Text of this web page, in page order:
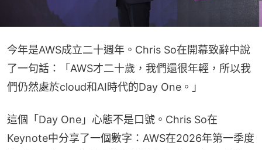
今年是AWS成立二十週年。Chris So在開幕致辭中說
了一句話：「AWS才二十歲，我們還很年輕，所以我
們仍然處於cloud和AI時代的Day One。」
這個「Day One」心態不是口號。Chris So在
Keynote中分享了一個數字：AWS在2026年第一季度